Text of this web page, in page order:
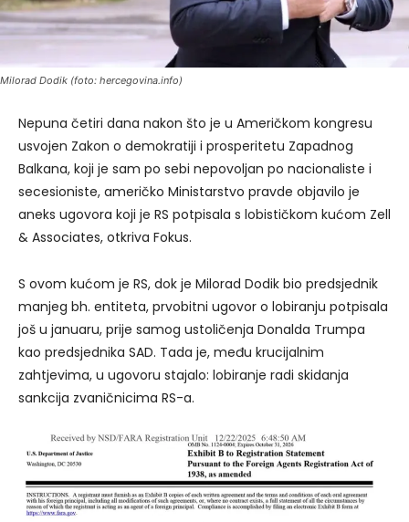
Milorad Dodik (foto: hercegovina.info)
Nepuna četiri dana nakon što je u Američkom kongresu
usvojen Zakon o demokratiji i prosperitetu Zapadnog
Balkana, koji je sam po sebi nepovoljan po nacionaliste i
secesioniste, američko Ministarstvo pravde objavilo je
aneks ugovora koji je RS potpisala s lobističkom kućom Zell
& Associates, otkriva Fokus.
S ovom kućom je RS, dok je Milorad Dodik bio predsjednik
manjeg bh. entiteta, prvobitni ugovor o lobiranju potpisala
još u januaru, prije samog ustoličenja Donalda Trumpa
kao predsjednika SAD. Tada je, među krucijalnim
zahtjevima, u ugovoru stajalo: lobiranje radi skidanja
sankcija zvaničnicima RS-a.